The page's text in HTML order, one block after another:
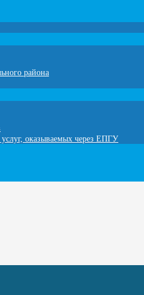
района
оказываемых через ЕПГУ